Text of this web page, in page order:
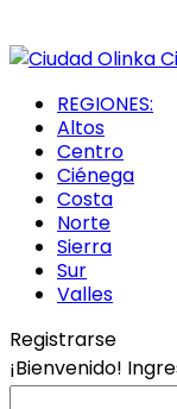
REGIONES:
Altos
Centro
Ciénega
Costa
Norte
Sierra
Sur
Valles
Registrarse
¡Bienvenido!